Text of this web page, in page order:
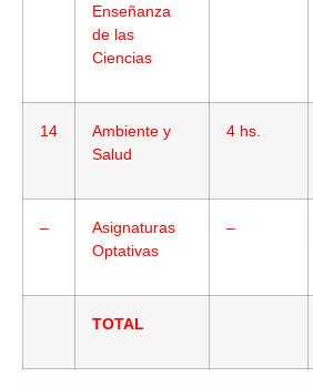
Enseñanza
de las
Ciencias
14
Ambiente y
Salud
4 hs.
–
Asignaturas
Optativas
–
TOTAL